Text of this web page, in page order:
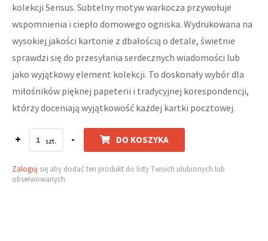
kolekcji Sensus. Subtelny motyw warkocza przywołuje
wspomnienia i ciepło domowego ogniska. Wydrukowana na
wysokiej jakości kartonie z dbałością o detale, świetnie
sprawdzi się do przesyłania serdecznych wiadomości lub
jako wyjątkowy element kolekcji. To doskonały wybór dla
miłośników pięknej papeterii i tradycyjnej korespondencji,
którzy doceniają wyjątkowość każdej kartki pocztowej.
+ - DO KOSZYKA
Zaloguj się aby dodać ten produkt do listy Twoich ulubionych lub
obserwowanych.